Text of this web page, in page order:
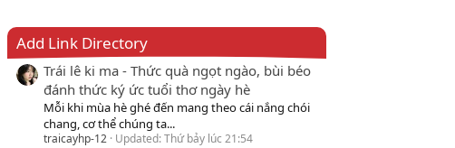
Add Link Directory
Trái lê ki ma - Thức quà ngọt ngào, bùi béo
đánh thức ký ức tuổi thơ ngày hè
Mỗi khi mùa hè ghé đến mang theo cái nắng chói
chang, cơ thể chúng ta...
traicayhp-12 Updated:Thứ bảy lúc 21:54